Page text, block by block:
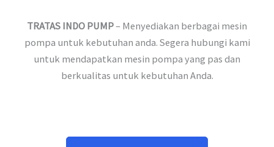
TRATAS INDO PUMP– Menyediakan berbagai mesin
pompa untuk kebutuhan anda. Segera hubungi kami
untuk mendapatkan mesin pompa yang pas dan
berkualitas untuk kebutuhan Anda.